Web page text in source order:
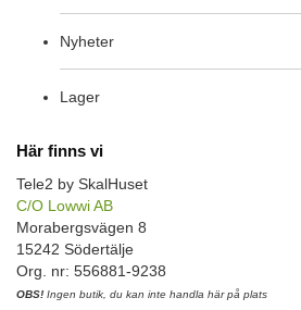
Nyheter
Lager
Här finns vi
Tele2 by SkalHuset
C/O Lowwi AB
Morabergsvägen 8
15242 Södertälje
Org. nr: 556881-9238
OBS! Ingen butik, du kan inte handla här på plats